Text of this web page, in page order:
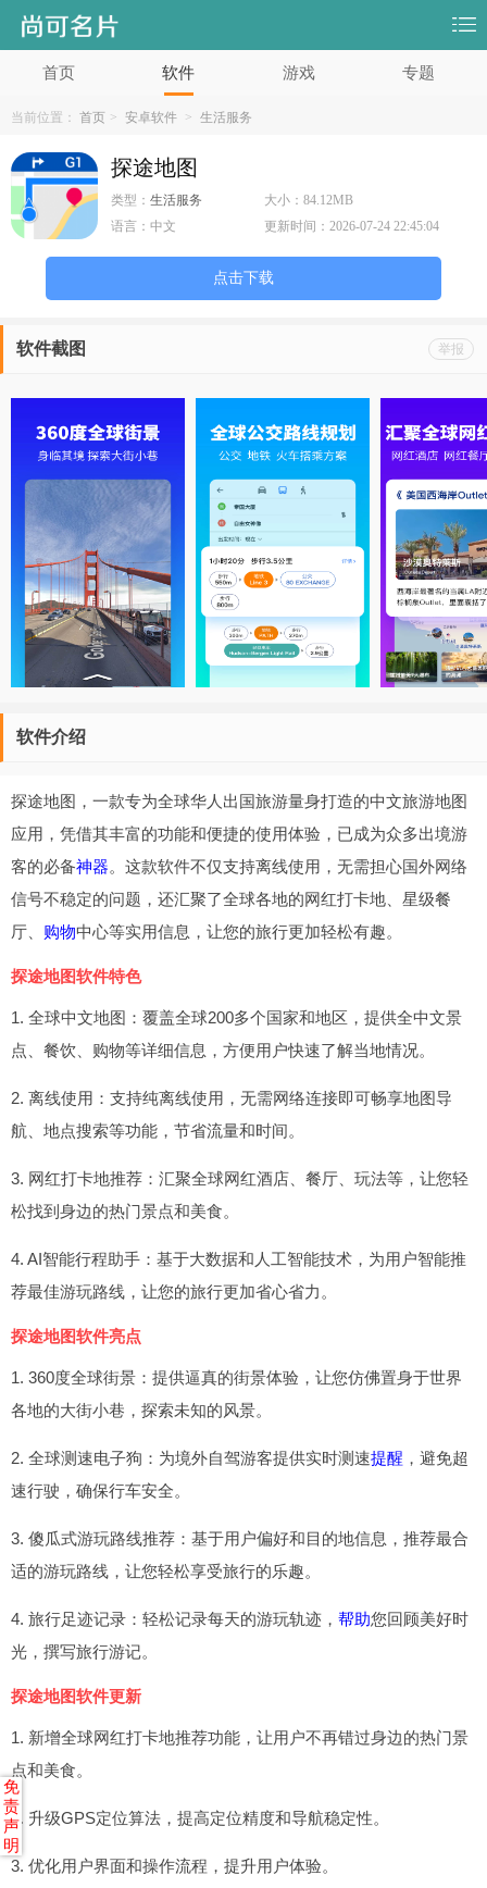
首页 软件 游戏 专题
当前位置： 首页 > 安卓软件 > 生活服务
探途地图
类型： 生活服务 大小：84.12MB
语言： 中文 更新时间：2026-07-24 22:45:04
点击下载
举报
软件截图
软件介绍
探途地图，一款专为全球华人出国旅游量身打造的中文旅游地图
应用，凭借其丰富的功能和便捷的使用体验，已成为众多出境游
客的必备神器。这款软件不仅支持离线使用，无需担心国外网络
信号不稳定的问题，还汇聚了全球各地的网红打卡地、星级餐
厅、 购物中心等实用信息，让您的旅行更加轻松有趣。
探途地图软件特色
1. 全球中文地图：覆盖全球200多个国家和地区，提供全中文景
点、餐饮、购物等详细信息，方便用户快速了解当地情况。
2. 离线使用：支持纯离线使用，无需网络连接即可畅享地图导
航、地点搜索等功能，节省流量和时间。
3. 网红打卡地推荐：汇聚全球网红酒店、餐厅、玩法等，让您轻
松找到身边的热门景点和美食。
4. AI智能行程助手：基于大数据和人工智能技术，为用户智能推
荐最佳游玩路线，让您的旅行更加省心省力。
探途地图软件亮点
1. 360度全球街景：提供逼真的街景体验，让您仿佛置身于世界
各地的大街小巷，探索未知的风景。
2. 全球测速电子狗：为境外自驾游客提供实时测速提醒 ，避免超
速行驶，确保行车安全。
3. 傻瓜式游玩路线推荐：基于用户偏好和目的地信息，推荐最合
适的游玩路线，让您轻松享受旅行的乐趣。
4. 旅行足迹记录：轻松记录每天的游玩轨迹， 帮助您回顾美好时
光，撰写旅行游记。
探途地图软件更新
1. 新增全球网红打卡地推荐功能，让用户不再错过身边的热门景
点和美食。
2. 升级GPS定位算法，提高定位精度和导航稳定性。
3. 优化用户界面和操作流程，提升用户体验。
免
责
声
明